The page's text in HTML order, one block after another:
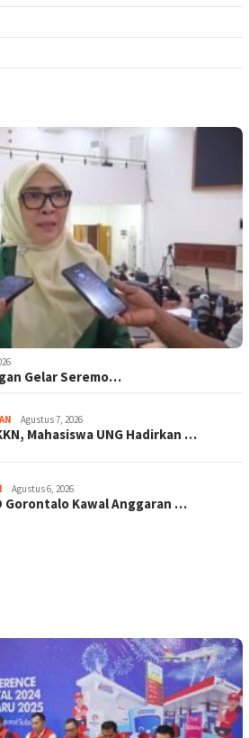
Gelar Seremo…
Agustus 7, 2026
Mahasiswa UNG Hadirkan …
Agustus 6, 2026
Gorontalo Kawal Anggaran …